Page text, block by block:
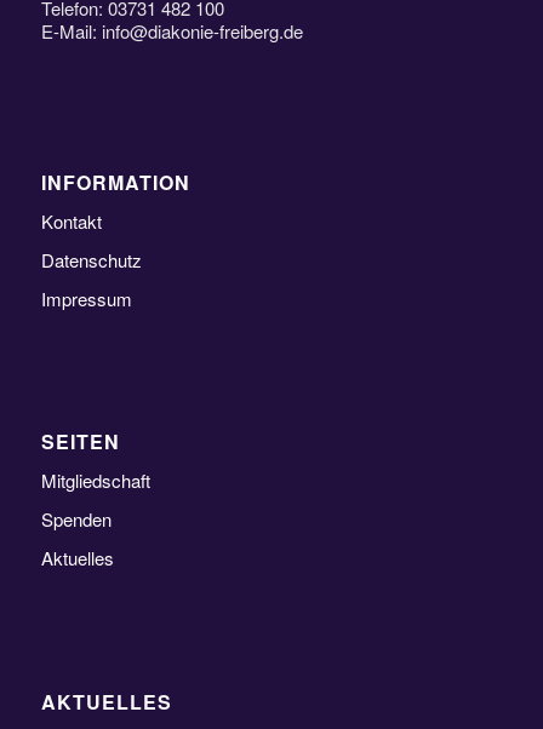
Telefon: 03731 482 100
E-Mail: info@diakonie-freiberg.de
INFORMATION
Kontakt
Datenschutz
Impressum
SEITEN
Mitgliedschaft
Spenden
Aktuelles
AKTUELLES